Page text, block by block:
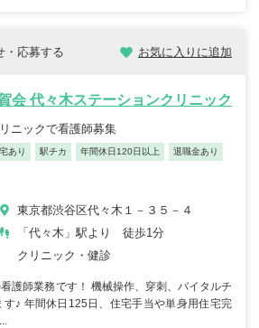
・応募する お気に入りに追加
会 代々木ステーションクリニック
ニックで看護師募集
あり 駅チカ 年間休日120日以上 退職金あり
東京都渋谷区代々木１－３５－４
「代々木」駅より 徒歩1分
クリニック・健診
護師業務です！ 機械操作、穿刺、バイタルチ
す♪ 年間休日125日、住宅手当や単身用住宅完